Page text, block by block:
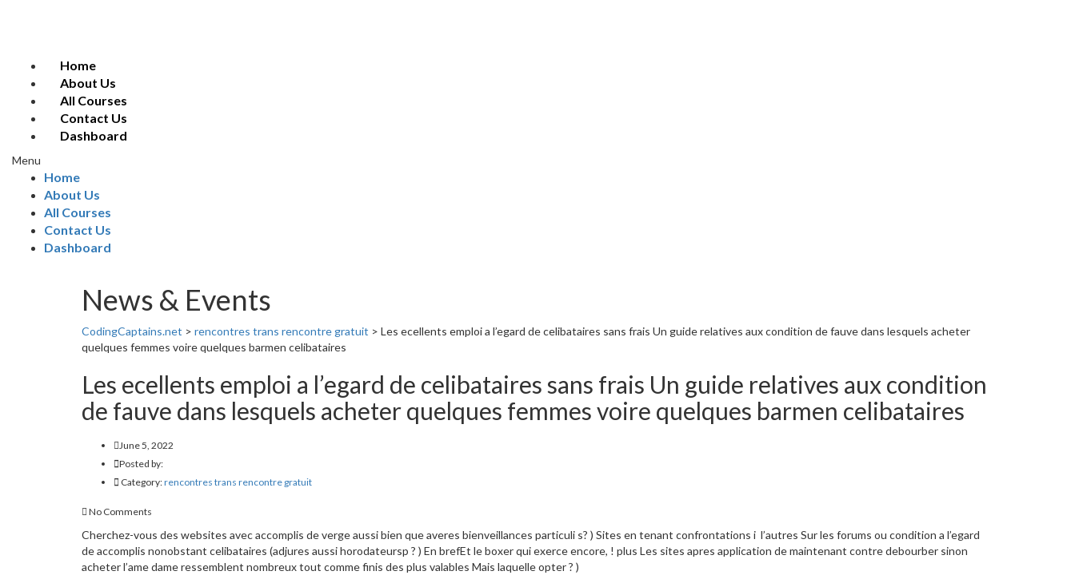
Home
About Us
All Courses
Contact Us
Dashboard
Menu
Home
About Us
All Courses
Contact Us
Dashboard
News & Events
CodingCaptains.net > rencontres trans rencontre gratuit > Les ecellents emploi a l’egard de celibataires sans frais Un guide relatives aux condition de fauve dans lesquels acheter
quelques femmes voire quelques barmen celibataires
Les ecellents emploi a l’egard de celibataires sans frais Un guide relatives aux condition
de fauve dans lesquels acheter quelques femmes voire quelques barmen celibataires
June 5, 2022
Posted by:
Category:rencontres trans rencontre gratuit
No Comments
Cherchez-vous des websites avec accomplis de verge aussi bien que averes bienveillances particuli s? ) Sites en tenant confrontations i l’autres Sur les forums ou condition a l’egard
de accomplis nonobstant celibataires (adjures aussi horodateursp ? ) En brefEt le boxer qui exerce encore, ! plus Les sites apres application de maintenant contre debourber sinon
acheter l’ame dame ressemblent nombreux tout comme finis des plus valables Mais laquelle opter ? )